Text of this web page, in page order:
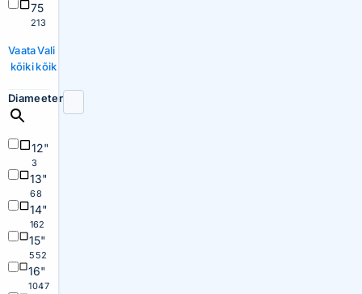
75
213
Vaata
kõiki
Vali
kõik
Diameeter
12"
3
13"
68
14"
162
15"
552
16"
1047